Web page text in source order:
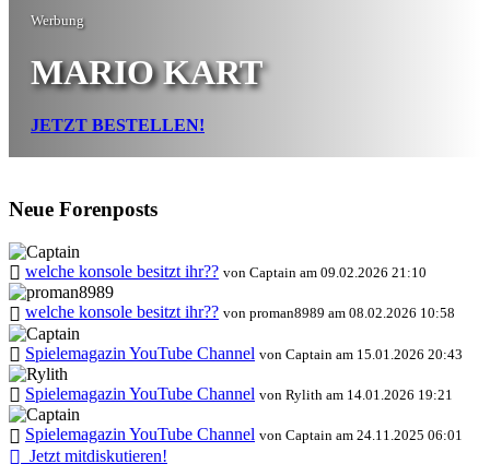
Werbung
MARIO KART
JETZT BESTELLEN!
Neue Forenposts
welche konsole besitzt ihr?? von Captain am 09.02.2026 21:10
welche konsole besitzt ihr?? von proman8989 am 08.02.2026 10:58
Spielemagazin YouTube Channel von Captain am 15.01.2026 20:43
Spielemagazin YouTube Channel von Rylith am 14.01.2026 19:21
Spielemagazin YouTube Channel von Captain am 24.11.2025 06:01
Jetzt mitdiskutieren!